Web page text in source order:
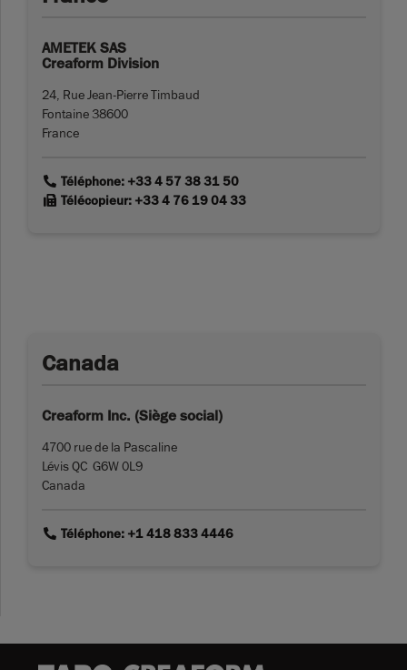
AMETEK SAS
Creaform Division
24, Rue Jean-Pierre Timbaud
Fontaine 38600
France
linkTéléphone: +33 4 57 38 31 50
linkTélécopieur: +33 4 76 19 04 33
Canada
Creaform Inc. (Siège social)
4700 rue de la Pascaline
Lévis QC G6W 0L9
Canada
linkTéléphone: +1 418 833 4446